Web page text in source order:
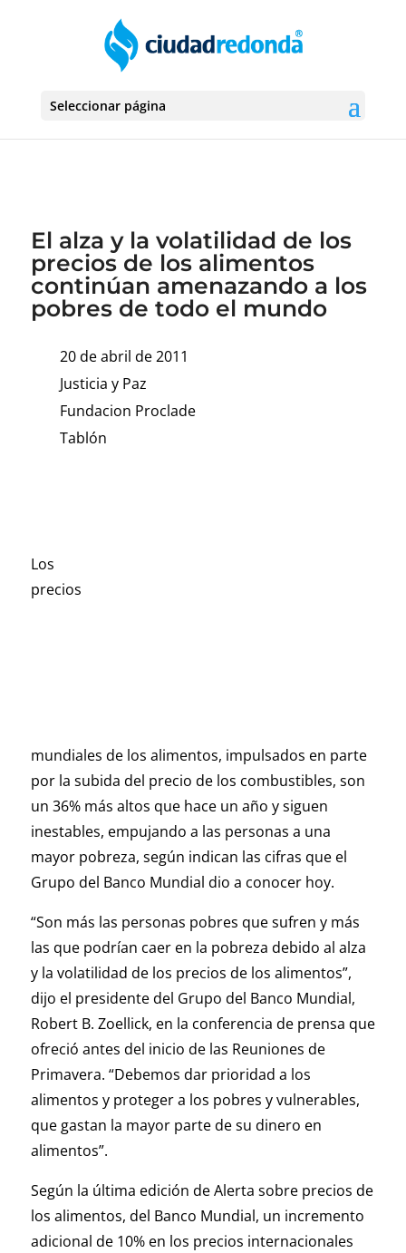
Seleccionar página
El alza y la volatilidad de los
precios de los alimentos
continúan amenazando a los
pobres de todo el mundo
20 de abril de 2011
Justicia y Paz
Fundacion Proclade
Tablón
Los
precios
mundiales de los alimentos, impulsados en parte
por la subida del precio de los combustibles, son
un 36% más altos que hace un año y siguen
inestables, empujando a las personas a una
mayor pobreza, según indican las cifras que el
Grupo del Banco Mundial dio a conocer hoy.
“Son más las personas pobres que sufren y más
las que podrían caer en la pobreza debido al alza
y la volatilidad de los precios de los alimentos”,
dijo el presidente del Grupo del Banco Mundial,
Robert B. Zoellick, en la conferencia de prensa que
ofreció antes del inicio de las Reuniones de
Primavera. “Debemos dar prioridad a los
alimentos y proteger a los pobres y vulnerables,
que gastan la mayor parte de su dinero en
alimentos”.
Según la última edición de Alerta sobre precios de
los alimentos, del Banco Mundial, un incremento
adicional de 10% en los precios internacionales